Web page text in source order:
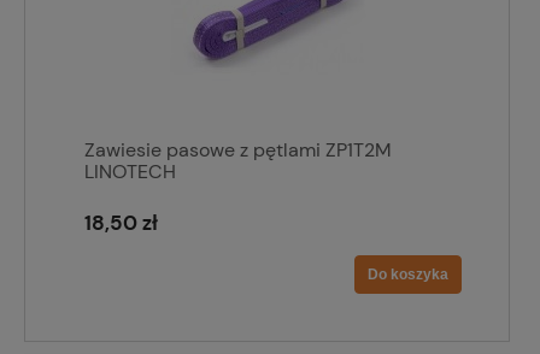
Zawiesie pasowe z pętlami ZP1T2M
LINOTECH
18,50 zł
Do koszyka